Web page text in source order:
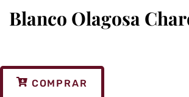
Blanco Olagosa
COMPRAR